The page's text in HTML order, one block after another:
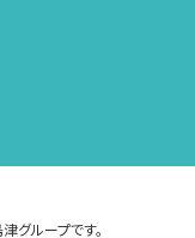
グループです。